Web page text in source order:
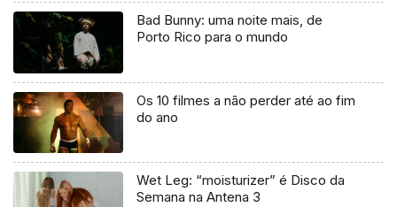
Bad Bunny: uma noite mais, de
Porto Rico para o mundo
Os 10 filmes a não perder até ao fim
do ano
Wet Leg: “moisturizer” é Disco da
Semana na Antena 3